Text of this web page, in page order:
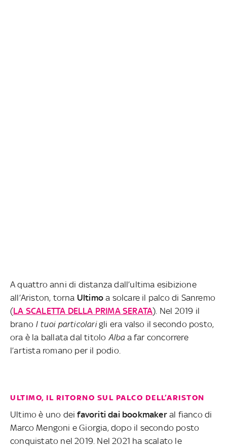
A quattro anni di distanza dall’ultima esibizione
all’Ariston, torna Ultimo a solcare il palco di Sanremo
(LA SCALETTA DELLA PRIMA SERATA). Nel 2019 il
brano I tuoi particolarigli era valso il secondo posto,
ora è la ballata dal titolo Alba a far concorrere
l’artista romano per il podio.
ULTIMO, IL RITORNO SUL PALCO DELL’ARISTON
Ultimo è uno deifavoriti dai bookmakeral fianco di
Marco Mengoni e Giorgia, dopo il secondo posto
conquistato nel 2019. Nel 2021 ha scalato le